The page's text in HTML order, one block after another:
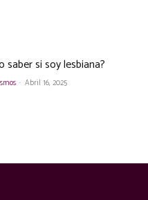
saber si soy lesbiana?
- Abril 16, 2025